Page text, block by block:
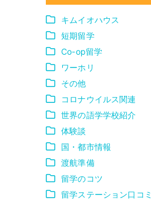
キムイオハウス
短期留学
Co-op留学
ワーホリ
その他
コロナウイルス関連
世界の語学学校紹介
体験談
国・都市情報
渡航準備
留学のコツ
留学ステーション口コミ